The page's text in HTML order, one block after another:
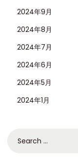
2024年9月
2024年8月
2024年7月
2024年6月
2024年5月
2024年1月